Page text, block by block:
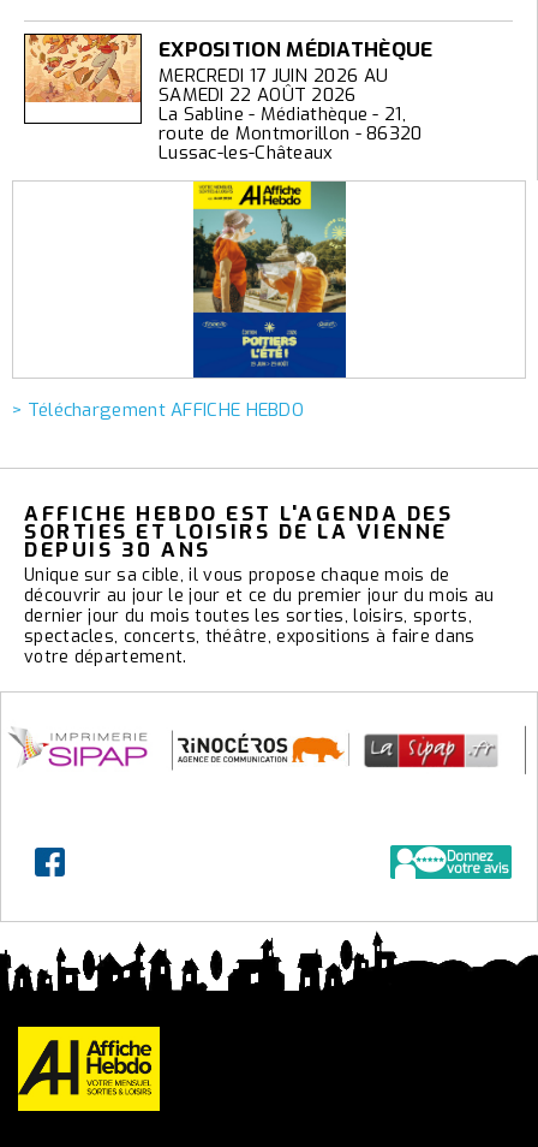
EXPOSITION MÉDIATHÈQUE
MERCREDI 17 JUIN 2026 AU
SAMEDI 22 AOÛT 2026
La Sabline - Médiathèque - 21,
route de Montmorillon - 86320
Lussac-les-Châteaux
> Téléchargement AFFICHE HEBDO
AFFICHE HEBDO EST L'AGENDA DES
SORTIES ET LOISIRS DE LA VIENNE
DEPUIS 30 ANS
Unique sur sa cible, il vous propose chaque mois de
découvrir au jour le jour et ce du premier jour du mois au
dernier jour du mois toutes les sorties, loisirs, sports,
spectacles, concerts, théâtre, expositions à faire dans
votre département.